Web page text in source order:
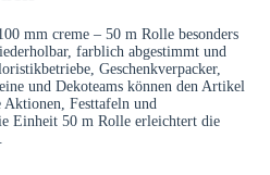
mm creme – 50 m Rolle besonders
farblich abgestimmt und
Geschenkverpacker,
und Dekoteams können den Artikel
Aktionen, Festtafeln und
Einheit 50 m Rolle erleichtert die